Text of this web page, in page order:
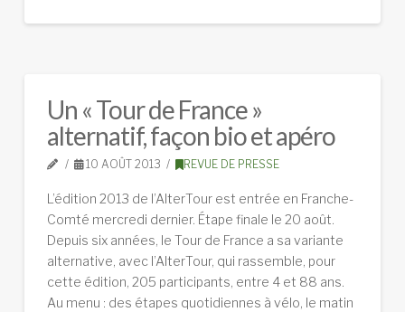
Un « Tour de France »
alternatif, façon bio et apéro
10 AOÛT 2013 REVUE DE PRESSE
L’édition 2013 de l’AlterTour est entrée en Franche-
Comté mercredi dernier. Étape finale le 20 août.
Depuis six années, le Tour de France a sa variante
alternative, avec l’AlterTour, qui rassemble, pour
cette édition, 205 participants, entre 4 et 88 ans.
Au menu : des étapes quotidiennes à vélo, le matin